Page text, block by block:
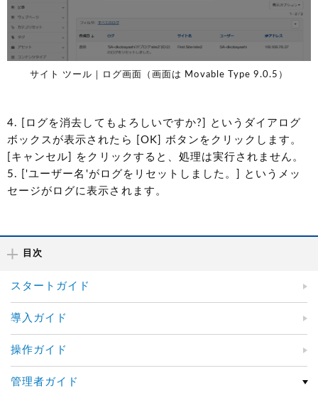
サイト ツール｜ログ画面（画面は Movable Type 9.0.5）
4. [ログを消去してもよろしいですか?] というダイアログ
ボックスが表示されたら [OK] ボタンをクリックします。
[キャンセル] をクリックすると、処理は実行されません。
5. ['ユーザー名'がログをリセットしました。] というメッ
セージがログに表示されます。
目次
スタートガイド
導入ガイド
操作ガイド
管理者ガイド